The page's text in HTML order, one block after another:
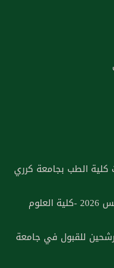
كلية الطب بجامعة كرري
جدول امتحانات ازالة الرسوب اغسطس 2026 -كلية العلوم
للقبول في جامعة